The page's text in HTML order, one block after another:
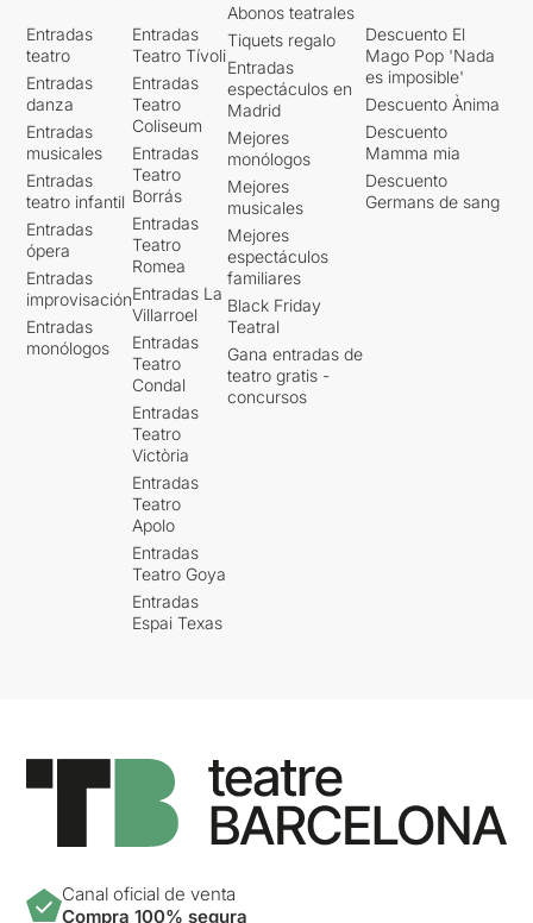
Entradas
teatro
Entradas
danza
Entradas
musicales
Entradas
teatro infantil
Entradas
ópera
Entradas
improvisación
Entradas
monólogos
Entradas
Teatro Tívoli
Entradas
Teatro
Coliseum
Entradas
Teatro
Borrás
Entradas
Teatro
Romea
Entradas La
Villarroel
Entradas
Teatro
Condal
Entradas
Teatro
Victòria
Entradas
Teatro
Apolo
Entradas
Teatro Goya
Entradas
Espai Texas
Abonos teatrales
Tiquets regalo
Entradas
espectáculos en
Madrid
Mejores
monólogos
Mejores
musicales
Mejores
espectáculos
familiares
Black Friday
Teatral
Gana entradas de
teatro gratis -
concursos
Descuento El
Mago Pop 'Nada
es imposible'
Descuento Ànima
Descuento
Mamma mia
Descuento
Germans de sang
Canal oficial de venta
Compra 100% segura